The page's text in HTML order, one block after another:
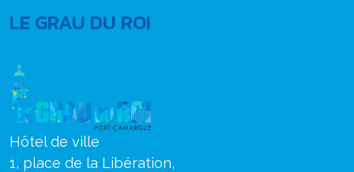
LE GRAU DU ROI
Hôtel de ville
1, place de la Libération,